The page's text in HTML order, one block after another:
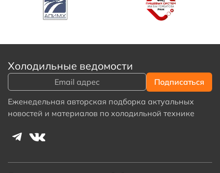
Холодильные ведомости
Еженедельная авторская подборка актуальных
новостей и материалов по холодильной технике